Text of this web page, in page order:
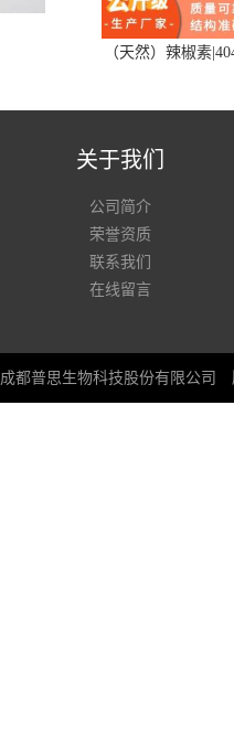
（天然）辣椒素
关于我们
公司简介
荣誉资质
联系我们
在线留言
成都普思生物科技股份有限公司